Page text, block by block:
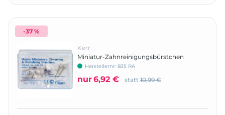
-37 %
Kerr
Miniatur-Zahnreinigungsbürstchen
Herstellernr: 835 RA
nur6,92 € statt 10,99 €